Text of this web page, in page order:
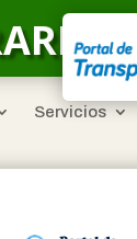
Servicios